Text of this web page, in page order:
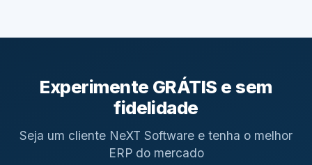
Experimente GRÁTIS e sem
fidelidade
Seja um cliente NeXT Software e tenha o melhor
ERP do mercado